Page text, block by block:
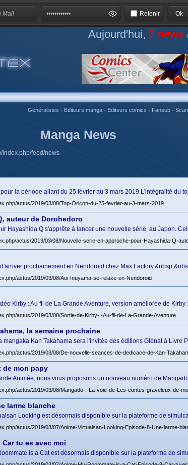
Retenir
Aujourd'hui, 8 news
Généralistes - Editeurs manga - Editeurs comics - Fansub -
Manga News
index.php/feed/news
la période allant du 25 février au 3 mars 2019.L'intégralité du
actus/2019/03/08/Top-Oricon-du-25-fevrier-au-3-mars-2019
auteur de Dorohedoro
Hayashida Q s'apprête à lancer une nouvelle série, au Japon.
actus/2019/03/08/Nouvelle-serie-en-approche-pour-Hayashida-Q-
prochainement en Nendoroid chez Max
actus/2019/03/08/Aoi-Inuyama-se-relaxe-en-Nendoroid
Kirby : Au fil de La Grande Aventure, version améliorée de Kirby
actus/2019/03/08/Sortie-de-Kirby-:-Au-fil-de-La-Grande-Aventure
la semaine prochaine
Kan Takahama sera l'invitée des éditions Glénat à Livre
actus/2019/03/08/De-nouvelle-seances-de-dedicace-de-Kan-
de mon papy
Animée, nous vous proposons un nouveau numéro de
actus/2019/03/08/Mangado-:-La-voie-de-Les-contes-graveleux-de-
larme blanche
Looking est désormais disponible sur la plateforme de
actus/2019/03/07/Anime-Virtualsan-Looking-Episode-8-Une-larme-
tu es avec moi
is a Cat est désormais disponible sur la plateforme de